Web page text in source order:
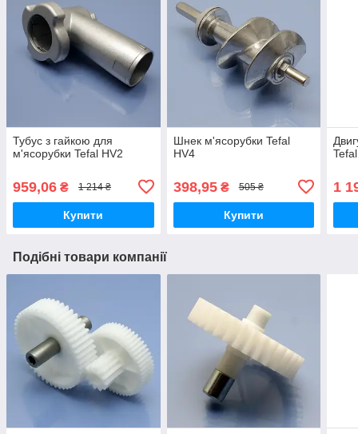
Тубус з гайкою для
м'ясорубки Tefal HV2
959,06 ₴ 1 214 ₴
Купити
Шнек м'ясорубки Tefal
HV4
398,95₴ 505 ₴
Купити
1
Подібні товари компанії